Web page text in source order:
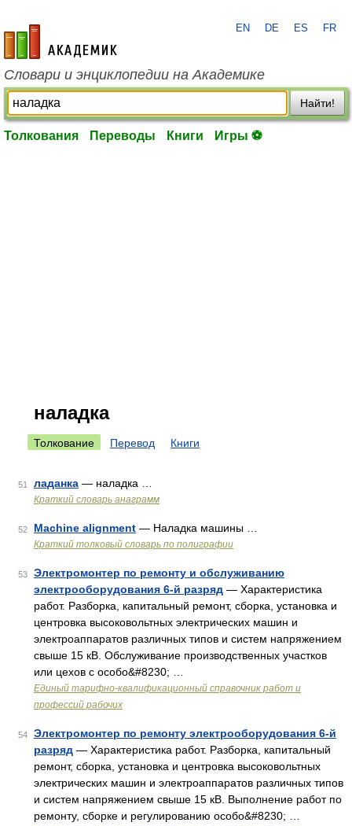
academic.ru
EN DE ES FR
Словари и энциклопедии на Академике
Найти!
Толкования Переводы Книги Игры ⚽
наладка
Толкование Перевод Книги
51 ладанка — наладка …
Краткий словарь анаграмм
52 Machine alignment — Наладка машины …
Краткий толковый словарь по полиграфии
53
Электромонтер по ремонту и обслуживанию
электрооборудования 6-й разряд — Характеристика
работ. Разборка, капитальный ремонт, сборка, установка и
центровка высоковольтных электрических машин и
электроаппаратов различных типов и систем напряжением
свыше 15 кВ. Обслуживание производственных участков
или цехов с особо&#8230; …
Единый тарифно-квалификационный справочник работ и
профессий рабочих
54
Электромонтер по ремонту электрооборудования 6-й
разряд — Характеристика работ. Разборка, капитальный
ремонт, сборка, установка и центровка высоковольтных
электрических машин и электроаппаратов различных типов
и систем напряжением свыше 15 кВ. Выполнение работ по
ремонту, сборке и регулированию особо&#8230; …